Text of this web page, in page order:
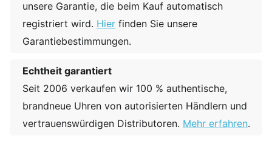
unsere Garantie, die beim Kauf automatisch
registriert wird. Hier finden Sie unsere
Garantiebestimmungen.
Echtheit garantiert
Seit 2006 verkaufen wir 100 % authentische,
brandneue Uhren von autorisierten Händlern und
vertrauenswürdigen Distributoren. Mehr erfahren.